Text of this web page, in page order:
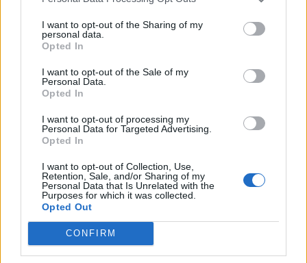
I want to opt-out of the Sharing of my
personal data.
Opted In
I want to opt-out of the Sale of my
Personal Data.
Opted In
I want to opt-out of processing my
Personal Data for Targeted Advertising.
Opted In
I want to opt-out of Collection, Use,
Retention, Sale, and/or Sharing of my
Personal Data that Is Unrelated with the
Purposes for which it was collected.
Opted Out
CONFIRM
alkoholfri öl och kör bil om det visar sig att det inte
stämmer. Det finns också en risk för ökad kontroll av
myndigheter om det här inte sköts bra, säger han.